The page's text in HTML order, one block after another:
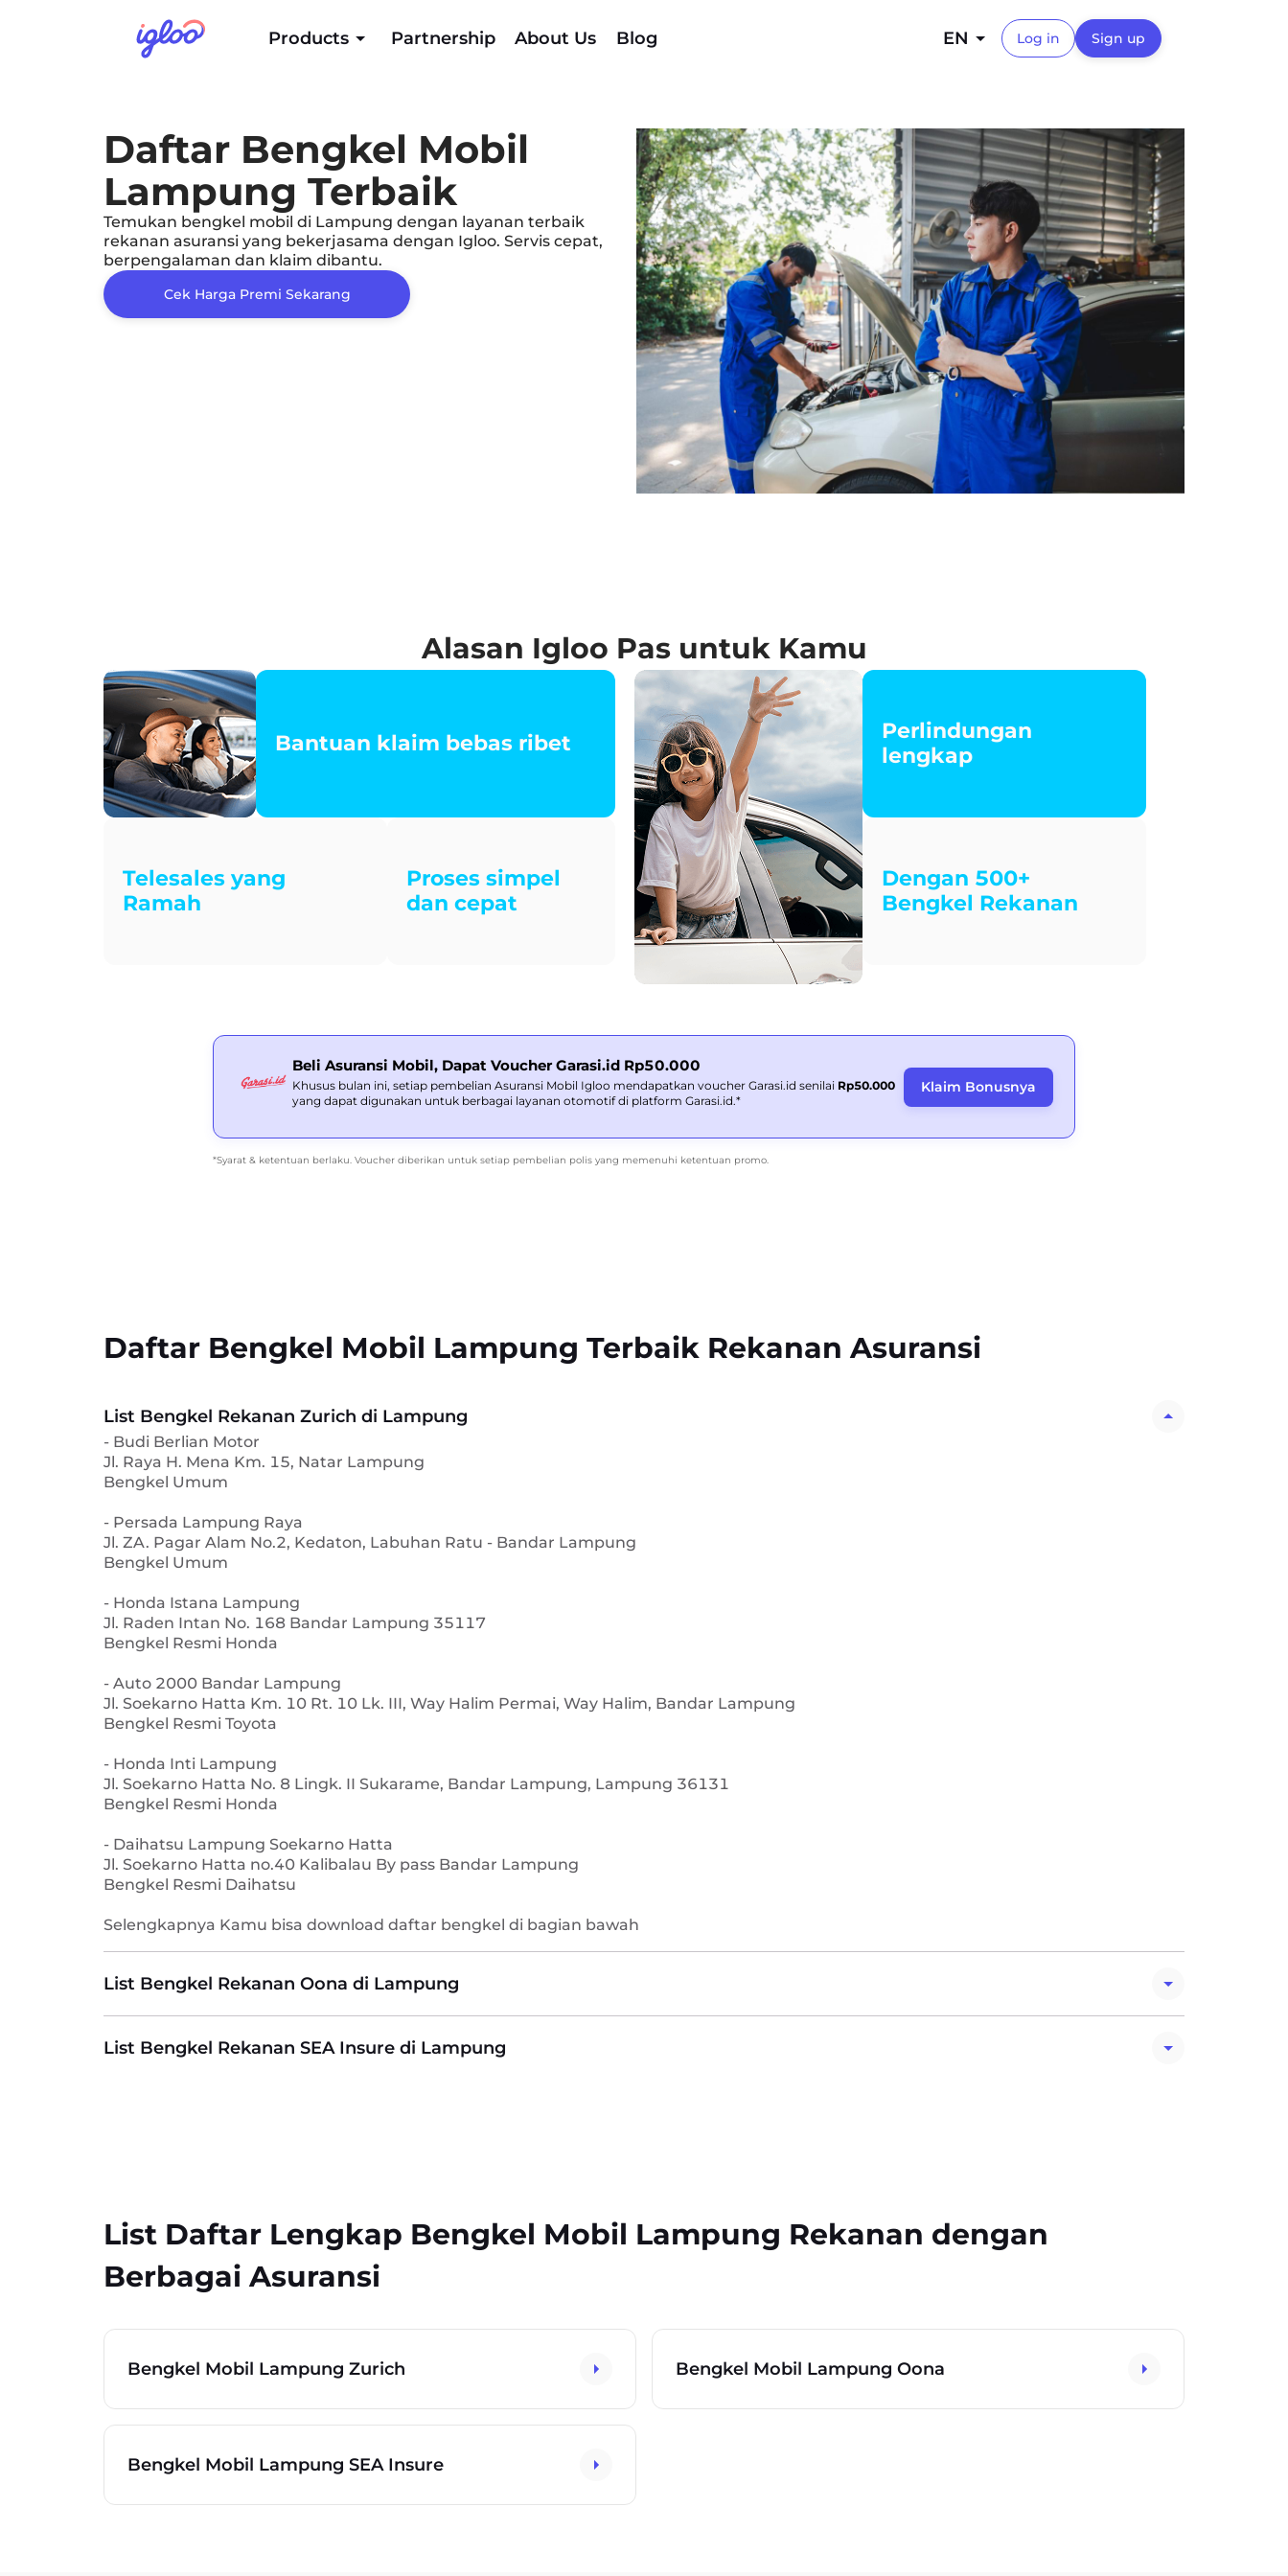
Products Partnership About Us Blog EN Log in Sign up
Daftar Bengkel Mobil
Lampung Terbaik
Temukan bengkel mobil di Lampung dengan layanan terbaik
rekanan asuransi yang bekerjasama dengan Igloo. Servis cepat,
berpengalaman dan klaim dibantu.
Cek Harga Premi Sekarang
Alasan Igloo Pas untuk Kamu
Bantuan klaim bebas ribet
Telesales yang
Ramah
Proses simpel
dan cepat
Perlindungan
lengkap
Dengan 500+
Bengkel Rekanan
Beli Asuransi Mobil, Dapat Voucher Garasi.id Rp50.000
Khusus bulan ini, setiap pembelian Asuransi Mobil Igloo mendapatkan voucher Garasi.id senilai Rp50.000
yang dapat digunakan untuk berbagai layanan otomotif di platform Garasi.id.*
Klaim Bonusnya
*Syarat & ketentuan berlaku. Voucher diberikan untuk setiap pembelian polis yang memenuhi ketentuan promo.
Daftar Bengkel Mobil Lampung Terbaik Rekanan Asuransi
List Bengkel Rekanan Zurich di Lampung
- Budi Berlian Motor
Jl. Raya H. Mena Km. 15, Natar Lampung
Bengkel Umum
- Persada Lampung Raya
Jl. ZA. Pagar Alam No.2, Kedaton, Labuhan Ratu - Bandar Lampung
Bengkel Umum
- Honda Istana Lampung
Jl. Raden Intan No. 168 Bandar Lampung 35117
Bengkel Resmi Honda
- Auto 2000 Bandar Lampung
Jl. Soekarno Hatta Km. 10 Rt. 10 Lk. III, Way Halim Permai, Way Halim, Bandar Lampung
Bengkel Resmi Toyota
- Honda Inti Lampung
Jl. Soekarno Hatta No. 8 Lingk. II Sukarame, Bandar Lampung, Lampung 36131
Bengkel Resmi Honda
- Daihatsu Lampung Soekarno Hatta
Jl. Soekarno Hatta no.40 Kalibalau By pass Bandar Lampung
Bengkel Resmi Daihatsu
Selengkapnya Kamu bisa download daftar bengkel di bagian bawah
List Bengkel Rekanan Oona di Lampung
List Bengkel Rekanan SEA Insure di Lampung
List Daftar Lengkap Bengkel Mobil Lampung Rekanan dengan
Berbagai Asuransi
Bengkel Mobil Lampung Zurich Bengkel Mobil Lampung Oona
Bengkel Mobil Lampung SEA Insure